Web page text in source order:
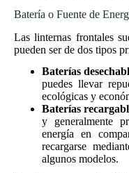
Batería o Fuente de
Las linternas frontales
pueden ser de dos tipos
Baterías
puedes llevar
ecológicas y
Baterías
y generalmente
energía en
recargarse
algunos modelos.